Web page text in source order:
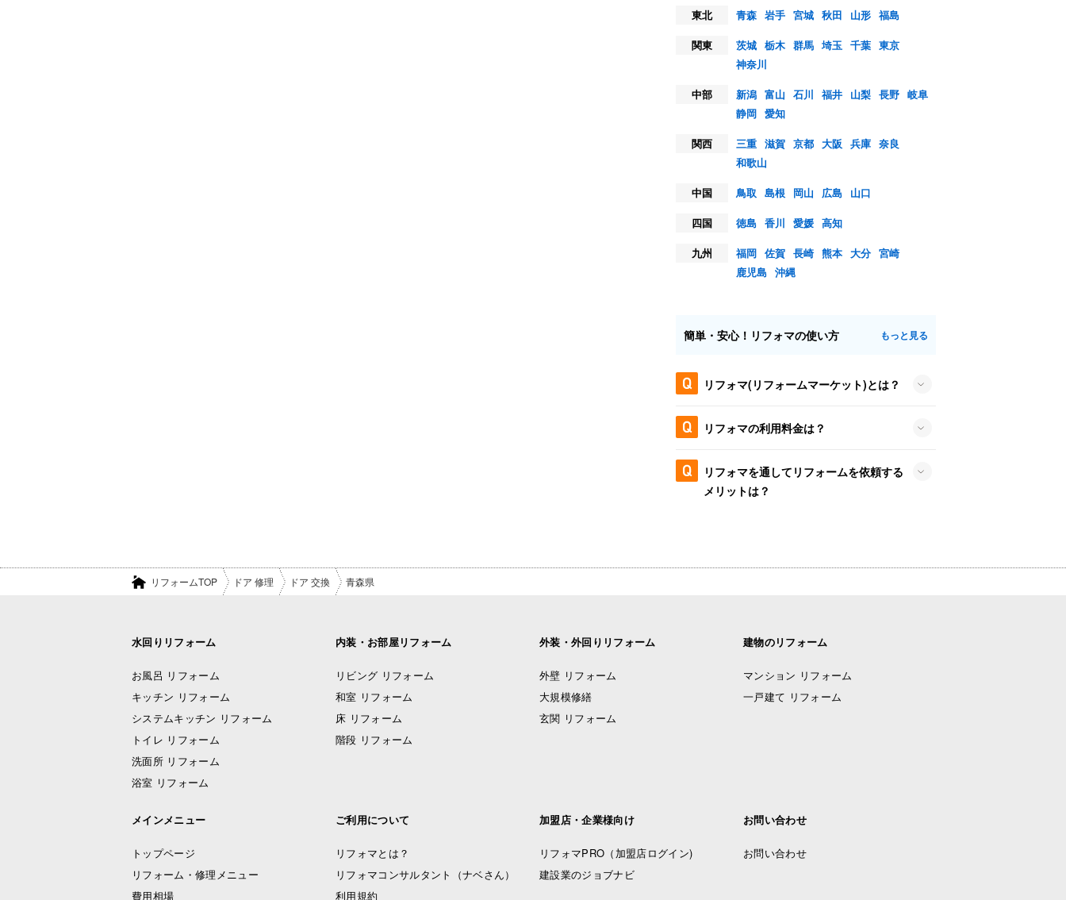
東北
青森 岩手 宮城 秋田 山形 福島
関東
茨城 栃木 群馬 埼玉 千葉 東京
神奈川
中部
新潟 富山 石川 福井 山梨 長野 岐阜
静岡 愛知
関西
三重 滋賀 京都 大阪 兵庫 奈良
和歌山
中国
鳥取 島根 岡山 広島
山口
四国
徳島 香川 愛媛 高知
九州
福岡 佐賀 長崎 熊本 大分 宮崎
鹿児島 沖縄
簡単・安心！リフォマの使い方 もっと見る
リフォマ(リフォームマーケット)とは？
リフォマの利用料金は？
リフォマを通してリフォームを依頼する
メリットは？
リフォームTOP ドア 修理 ドア 交換 青森県
水回りリフォーム
お風呂 リフォーム
キッチン リフォーム
システムキッチン リフォーム
トイレ リフォーム
洗面所 リフォーム
浴室 リフォーム
内装・お部屋リフォーム
リビング リフォーム
和室 リフォーム
床 リフォーム
階段 リフォーム
外装・外回りリフォーム
外壁 リフォーム
大規模修繕
玄関 リフォーム
建物のリフォーム
マンション リフォーム
一戸建て リフォーム
メインメニュー
トップページ
リフォーム・修理メニュー
費用相場
ご利用について
リフォマとは？
リフォマコンサルタント（ナベさん）
利用規約
加盟店・企業様向け
リフォマPRO （加盟店ログイン)
建設業のジョブナビ
お問い合わせ
お問い合わせ